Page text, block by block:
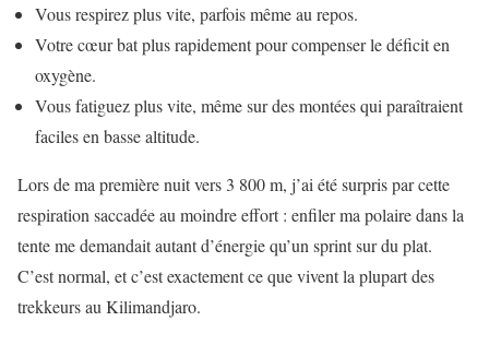
Vous respirez plus vite, parfois même au repos.
Votre cœur bat plus rapidement pour compenser le déficit en
oxygène.
Vous fatiguez plus vite, même sur des montées qui paraîtraient
faciles en basse altitude.
Lors de ma première nuit vers 3 800 m, j’ai été surpris par cette
respiration saccadée au moindre effort : enfiler ma polaire dans la
tente me demandait autant d’énergie qu’un sprint sur du plat.
C’est normal, et c’est exactement ce que vivent la plupart des
trekkeurs au Kilimandjaro.